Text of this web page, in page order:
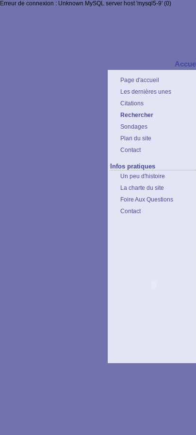
Erreur de connexion : Unknown MySQL server host 'mysql5-9' (0)
Page d'accueil
Les dernières unes
Citations
Rechercher
Sondages
Plan du site
Contact
Infos pratiques
Un peu d'histoire
La charte du site
Foire Aux Questions
Contact